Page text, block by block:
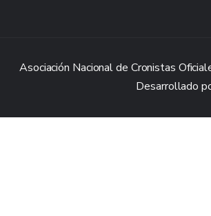
Asociación Nacional de Cronistas
Desarrollado